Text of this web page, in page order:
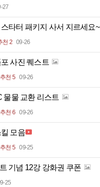
27
타터 패키지 사서 지르세요~
천 2 09-26
사진 퀘스트
추천 5 09-26
물물 교환 리스트
추천 6 09-26
모음
추천 5 09-25
기념 12강 강화권 쿠폰
25